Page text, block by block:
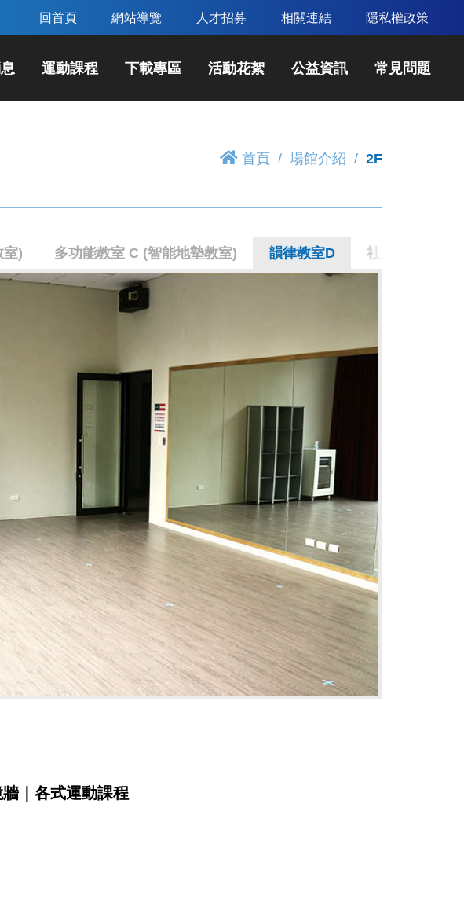
回首頁 網站導覽 人才招募 相關連結 隱私權政策
運動課程 下載專區 活動花絮 公益資訊 常見問題
首頁 場館介紹 2F
室) 多功能教室 C (智能地墊教室) 韻律教室D 社區教室
｜各式運動課程